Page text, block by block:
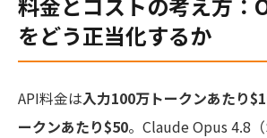
をどう正当化するか
API料金は入力100万トークンあたり
ークンあたり$50。Claude Opus 4.8